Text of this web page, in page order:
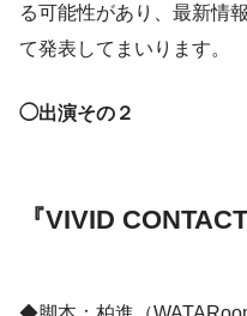
る可能性があり、最新情
て発表してまいります。
◯出演その２
『VIVID